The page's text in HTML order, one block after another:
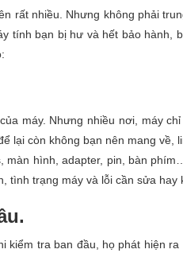
rất nhiều. Nhưng không phải
tính bạn bị hư và hết bảo hành,
máy. Nhưng nhiều nơi, máy
lại còn không bạn nên mang về,
màn hình, adapter, pin, bàn
tình trạng máy và lỗi cần sửa hay
tra ban đầu, họ phát hiện ra